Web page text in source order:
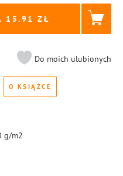
15.91
Do moich ulubionych
O KSIĄŻCE
g/m2